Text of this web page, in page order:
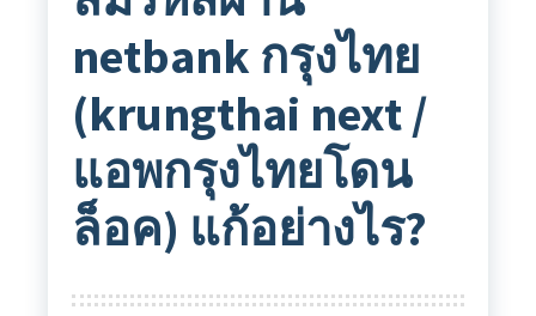
netbank กรุงไทย
(krungthai next /
แอพกรุงไทยโดน
ล็อค) แก้อย่างไร?